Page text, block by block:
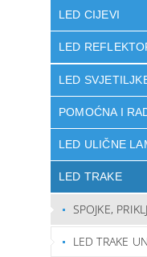
LED CIJEVI
LED
LED
POMOĆNA I
LED ULIČNE
LED TRAKE
SPOJKE,
LED TRAKE